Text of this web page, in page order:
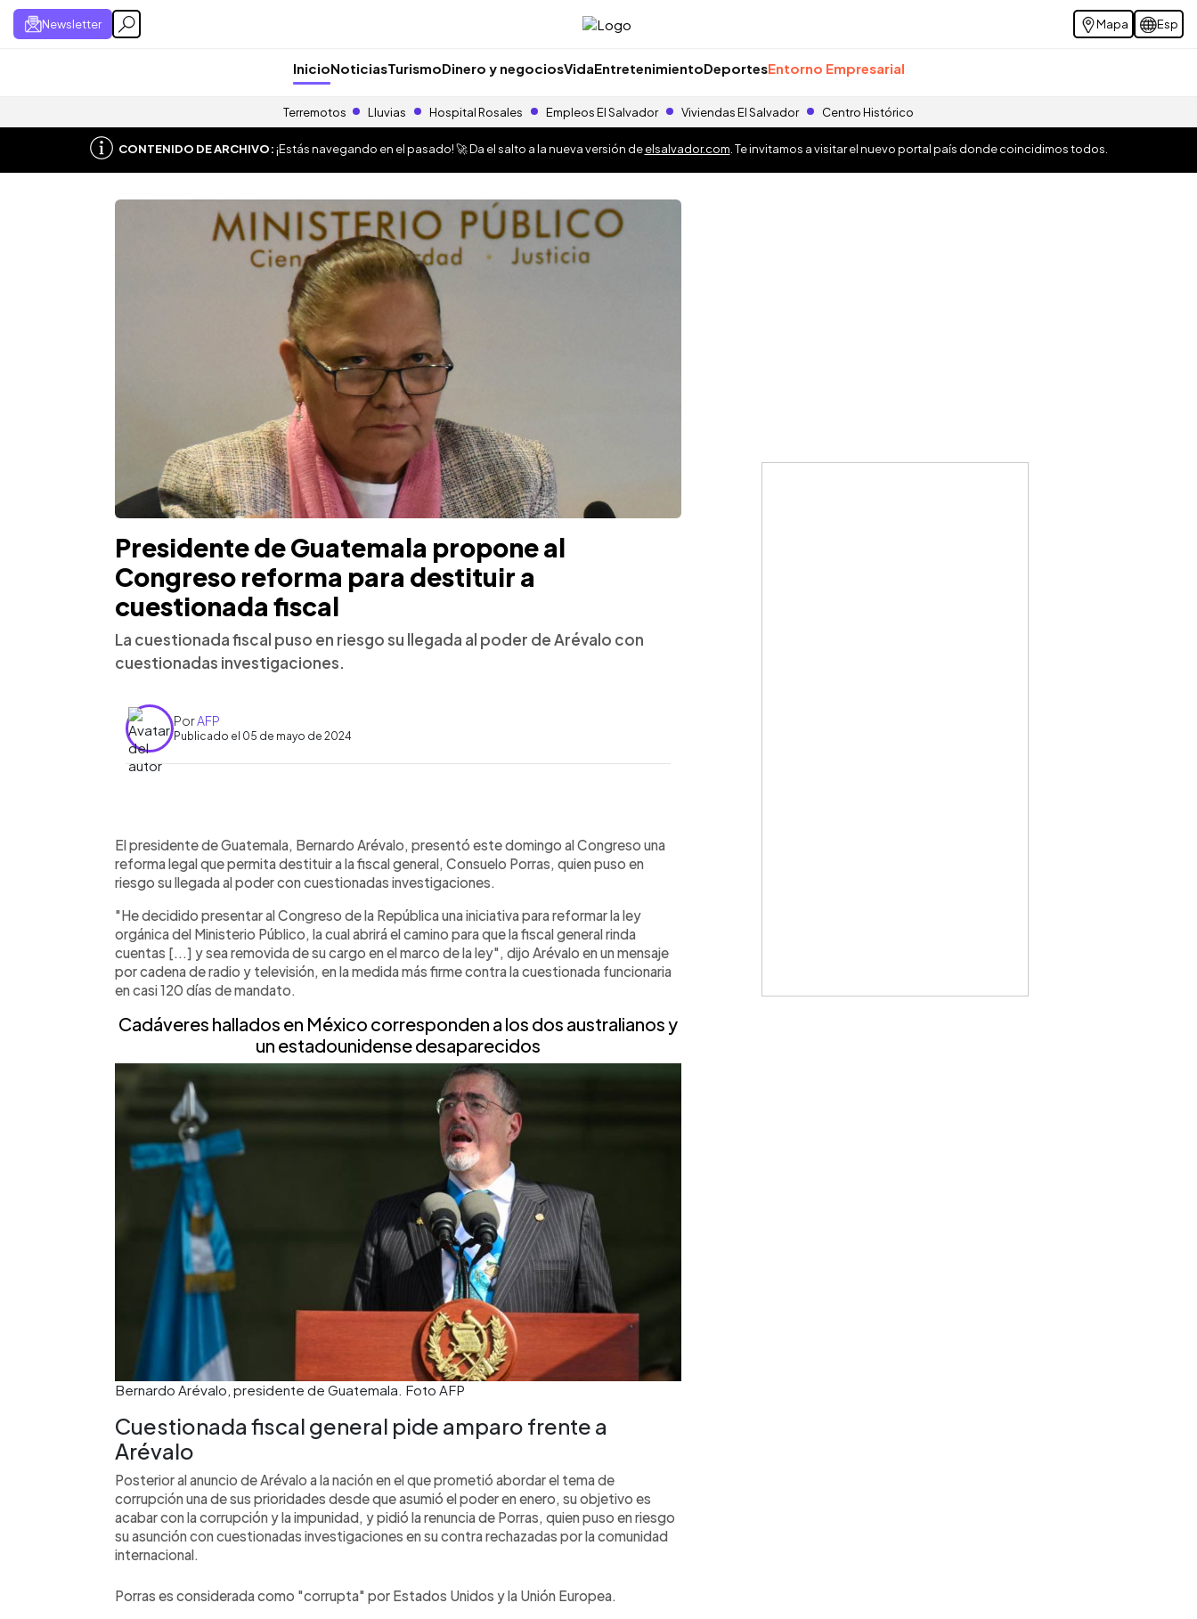
Newsletter Mapa Esp
InicioNoticiasTurismoDinero y negociosVidaEntretenimientoDeportesEntorno Empresarial
Terremotos Lluvias Hospital Rosales Empleos El Salvador Viviendas El Salvador Centro Histórico
CONTENIDO DE ARCHIVO:¡Estás navegando en el pasado! 🚀 Da el salto a la nueva versión deelsalvador.com . Te invitamos a visitar el nuevo portal país donde coincidimos todos.
Presidente de Guatemala propone al
Congreso reforma para destituir a
cuestionada fiscal
La cuestionada fiscal puso en riesgo su llegada al poder de Arévalo con
cuestionadas investigaciones.
PorAFP
Publicado el 05 de mayo de 2024
Escuchar artículo
El presidente de Guatemala, Bernardo Arévalo, presentó este domingo al Congreso una
reforma legal que permita destituir a la fiscal general, Consuelo Porras, quien puso en
riesgo su llegada al poder con cuestionadas investigaciones.
"He decidido presentar al Congreso de la República una iniciativa para reformar la ley
orgánica del Ministerio Público, la cual abrirá el camino para que la fiscal general rinda
cuentas [...] y sea removida de su cargo en el marco de la ley", dijo Arévalo en un mensaje
por cadena de radio y televisión, en la medida más firme contra la cuestionada funcionaria
en casi 120 días de mandato.
Cadáveres hallados en México corresponden a los dos australianos y
un estadounidense desaparecidos
Bernardo Arévalo, presidente de Guatemala. Foto AFP
Cuestionada fiscal general pide amparo frente a
Arévalo
Posterior al anuncio de Arévalo a la nación en el que prometió abordar el tema de
corrupción una de sus prioridades desde que asumió el poder en enero, su objetivo es
acabar con la corrupción y la impunidad, y pidió la renuncia de Porras, quien puso en riesgo
su asunción con cuestionadas investigaciones en su contra rechazadas por la comunidad
internacional.
Porras es considerada como "corrupta" por Estados Unidos y la Unión Europea.